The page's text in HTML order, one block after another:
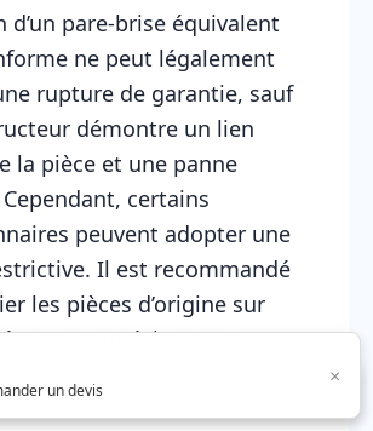
d’un pare-brise équivalent
ne peut légalement
rupture de garantie, sauf
démontre un lien
la pièce et une panne
certains
peuvent adopter une
Il est recommandé
les pièces d’origine sur
pour éviter tout
ce mois-ci ×
un devis
×